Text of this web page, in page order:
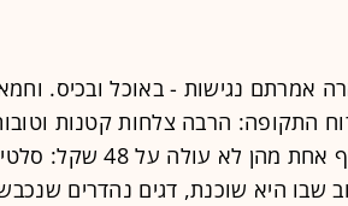
אמרתם נגישות - באוכל ובכיס.
התקופה: הרבה צלחות קטנות
ברנשטיין - אף אחת
שבו היא שוכנת, דגים נהדרים